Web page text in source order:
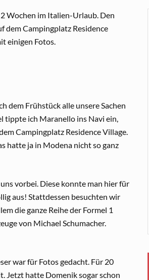
Wochen im Italien-Urlaub. Den
dem Campingplatz Residence
einigen Fotos.
dem Frühstück alle unsere Sachen
tippte ich Maranello ins Navi ein,
Campingplatz Residence Village.
hatte ja in Modena nicht so ganz
vorbei. Diese konnte man hier für
aus! Stattdessen besuchten wir
die ganze Reihe der Formel 1
von Michael Schumacher.
war für Fotos gedacht. Für 20
Jetzt hatte Domenik sogar schon